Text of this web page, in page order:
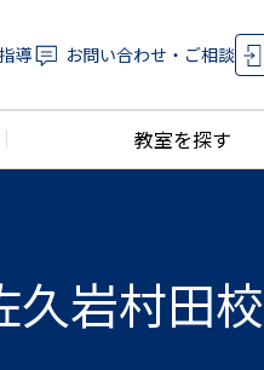
導 お問い合わせ・ご相談
教室を探す
久岩村田校